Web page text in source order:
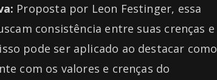
Proposta por Leon Festinger, essa
consistência entre suas crenças e
pode ser aplicado ao destacar como
com os valores e crenças do